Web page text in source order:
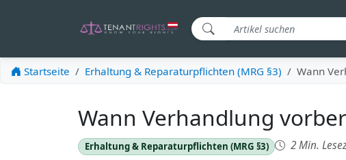
Startseite Erhaltung & Reparaturpflichten (MRG §3) Wann
Wann Verhandlung
Erhaltung & Reparaturpflichten (MRG §3) 2 Min.